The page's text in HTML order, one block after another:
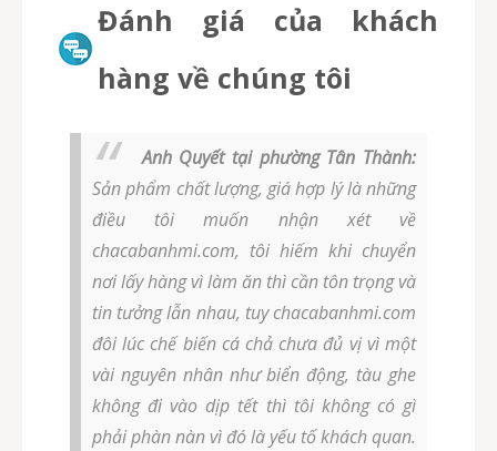
Đánh giá của khách
hàng về chúng tôi
Anh Quyết tại phường Tân Thành:
Sản phẩm chất lượng, giá hợp lý là những
điều tôi muốn nhận xét về
chacabanhmi.com, tôi hiếm khi chuyển
nơi lấy hàng vì làm ăn thì cần tôn trọng và
tin tưởng lẫn nhau, tuy chacabanhmi.com
đôi lúc chế biến cá chả chưa đủ vị vì một
vài nguyên nhân như biển động, tàu ghe
không đi vào dịp tết thì tôi không có gì
phải phàn nàn vì đó là yếu tố khách quan.